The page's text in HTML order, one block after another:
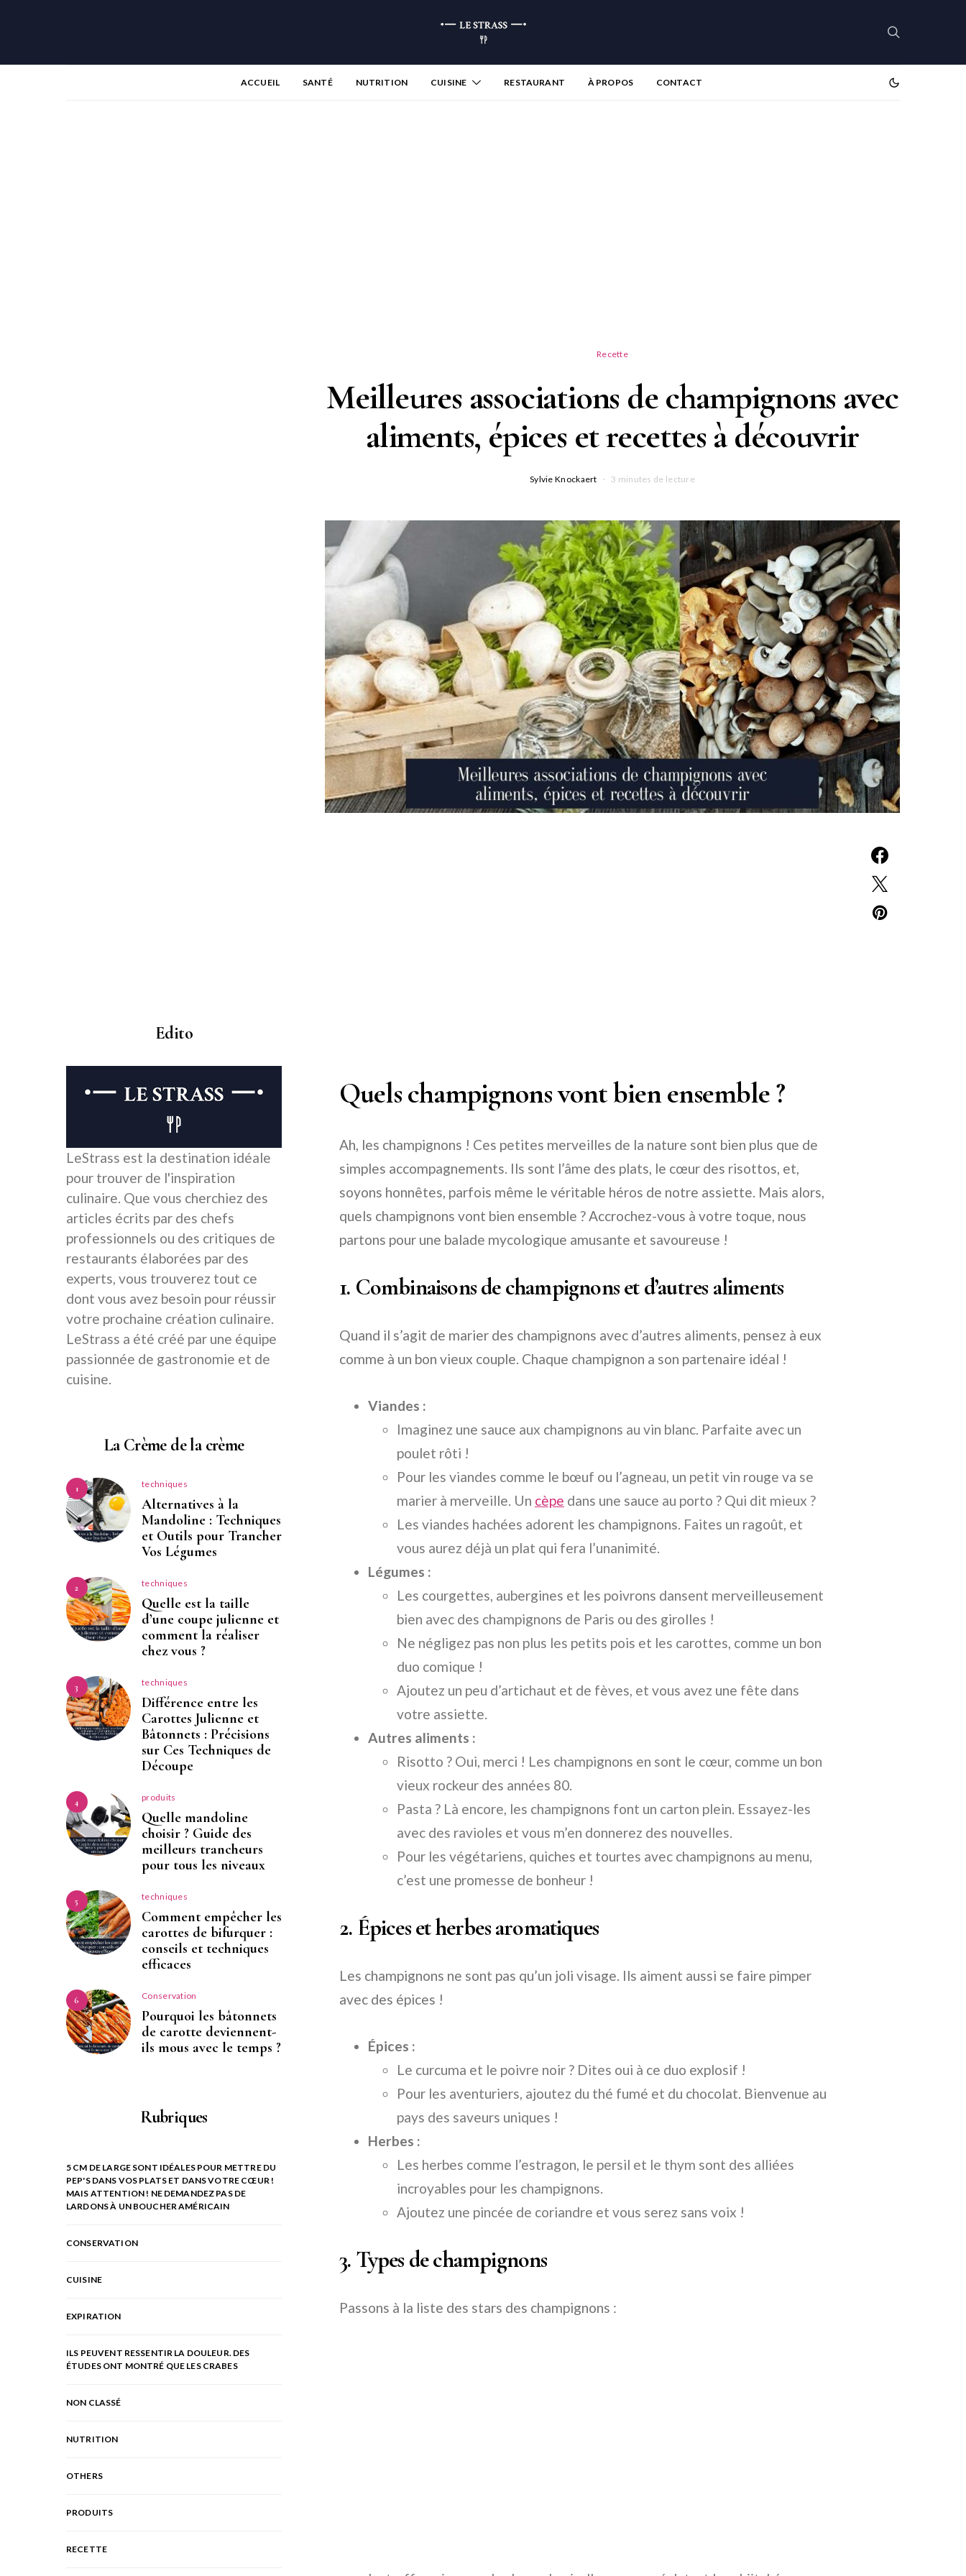
ACCUEIL SANTÉ NUTRITION CUISINE RESTAURANT À PROPOS CONTACT
Recette
Meilleures associations de champignons avec
aliments, épices et recettes à découvrir
Sylvie Knockaert 3 minutes de lecture
Quels champignons vont bien ensemble ?
Ah, les champignons ! Ces petites merveilles de la nature sont bien plus que de
simples accompagnements. Ils sont l’âme des plats, le cœur des risottos, et,
soyons honnêtes, parfois même le véritable héros de notre assiette. Mais alors,
quels champignons vont bien ensemble ? Accrochez-vous à votre toque, nous
partons pour une balade mycologique amusante et savoureuse !
1. Combinaisons de champignons et d’autres aliments
Quand il s’agit de marier des champignons avec d’autres aliments, pensez à eux
comme à un bon vieux couple. Chaque champignon a son partenaire idéal !
Viandes :
Imaginez une sauce aux champignons au vin blanc. Parfaite avec un
poulet rôti !
Pour les viandes comme le bœuf ou l’agneau, un petit vin rouge va se
marier à merveille. Un cèpe dans une sauce au porto ? Qui dit mieux ?
Les viandes hachées adorent les champignons. Faites un ragoût, et
vous aurez déjà un plat qui fera l’unanimité.
Légumes :
Les courgettes, aubergines et les poivrons dansent merveilleusement
bien avec des champignons de Paris ou des girolles !
Ne négligez pas non plus les petits pois et les carottes, comme un bon
duo comique !
Ajoutez un peu d’artichaut et de fèves, et vous avez une fête dans
votre assiette.
Autres aliments :
Risotto ? Oui, merci ! Les champignons en sont le cœur, comme un bon
vieux rockeur des années 80.
Pasta ? Là encore, les champignons font un carton plein. Essayez-les
avec des ravioles et vous m’en donnerez des nouvelles.
Pour les végétariens, quiches et tourtes avec champignons au menu,
c’est une promesse de bonheur !
2. Épices et herbes aromatiques
Les champignons ne sont pas qu’un joli visage. Ils aiment aussi se faire pimper
avec des épices !
Épices :
Le curcuma et le poivre noir ? Dites oui à ce duo explosif !
Pour les aventuriers, ajoutez du thé fumé et du chocolat. Bienvenue au
pays des saveurs uniques !
Herbes :
Les herbes comme l’estragon, le persil et le thym sont des alliées
incroyables pour les champignons.
Ajoutez une pincée de coriandre et vous serez sans voix !
3. Types de champignons
Passons à la liste des stars des champignons :
Edito
LeStrass est la destination idéale
pour trouver de l'inspiration
culinaire. Que vous cherchiez des
articles écrits par des chefs
professionnels ou des critiques de
restaurants élaborées par des
experts, vous trouverez tout ce
dont vous avez besoin pour réussir
votre prochaine création culinaire.
LeStrass a été créé par une équipe
passionnée de gastronomie et de
cuisine.
La Crème de la crème
1 techniques
Alternatives à la
Mandoline : Techniques
et Outils pour Trancher
Vos Légumes
2 techniques
Quelle est la taille
d’une coupe julienne et
comment la réaliser
chez vous ?
3 techniques
Différence entre les
Carottes Julienne et
Bâtonnets : Précisions
sur Ces Techniques de
Découpe
4 produits
Quelle mandoline
choisir ? Guide des
meilleurs trancheurs
pour tous les niveaux
5 techniques
Comment empêcher les
carottes de bifurquer :
conseils et techniques
efficaces
6 Conservation
Pourquoi les bâtonnets
de carotte deviennent-
ils mous avec le temps ?
Rubriques
5 CM DE LARGE SONT IDÉALES POUR METTRE DU
PEP'S DANS VOS PLATS ET DANS VOTRE CŒUR !
MAIS ATTENTION ! NE DEMANDEZ PAS DE
LARDONS À UN BOUCHER AMÉRICAIN
CONSERVATION
CUISINE
EXPIRATION
ILS PEUVENT RESSENTIR LA DOULEUR. DES
ÉTUDES ONT MONTRÉ QUE LES CRABES
NON CLASSÉ
NUTRITION
OTHERS
PRODUITS
RECETTE